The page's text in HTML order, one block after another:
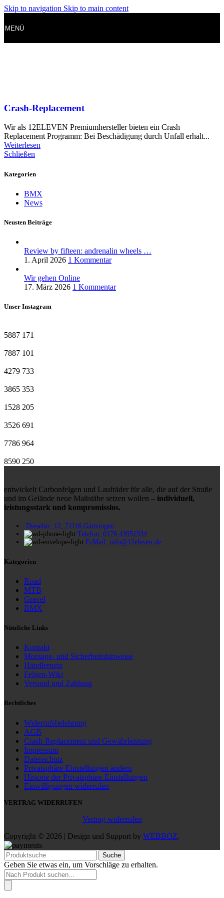
Skip to navigation Skip to main content
MENÜ
Crash-Replacement
Wir als 12ELEVEN Premiumhersteller bieten ein Crash
Replacement Programm: Bei Beschädigung durch Unfall erhalt...
Weiterlesen
Schließen
Kategorien
BMX
News
Neusten Beiträge
Review by fifteen: andrenalin wheels …
1. April 2026 1 Kommentar
Wir gehen Online
17. März 2026 1 Kommentar
Unser Instagram
5887 171
7887 101
4279 733
3865 353
1528 205
3526 691
7786 964
8590 250
entwickelt Carbonfelgen und Laufräder für alle, die auf der Straße
und im Gelände neue Maßstäbe setzen wollen – individuell,
leistungsstark und kompromisslos.
Dieselstr. 12, 71116 Gärtringen
Telefon: 0176 43951934
E-Mail: info@12eleven.de
Kategorien
Road
MTB
Gravel
BMX
Nützliche Links
Kontakt
Montage- und Sicherheitshinweise
Händlernetz
Felgen-Wiki
Versand und Zahlung
Rechtliches
Widerrufsbelehrung
AGB
Crash-Replacement und Gewährleistung
Impressum
Datenschutz
Privatsphäre-Einstellungen ändern
Historie der Privatsphäre-Einstellungen
Einwilligungen widerrufen
VERTRAG WIDERRUFEN
Vertrag widerrufen
Copyright © 2026 | Design und Support by WEBBOZ.
Suche
Geben Sie etwas ein, um Vorschläge zu erhalten.
Products
search